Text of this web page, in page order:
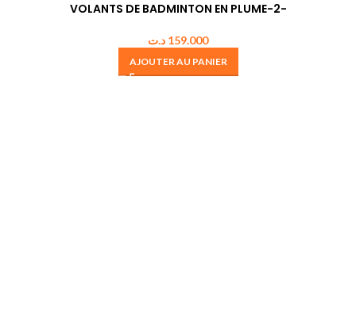
VOLANTS DE BADMINTON EN PLUME-2-
159.000 د.ت
AJOUTER AU PANIER